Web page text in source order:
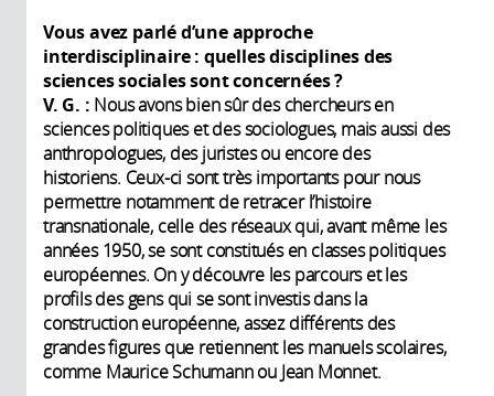
Vous avez parlé d’une approche
interdisciplinaire : quelles disciplines des
sciences sociales sont concernées ?
V. G. : Nous avons bien sûr des chercheurs en
sciences politiques et des sociologues, mais aussi des
anthropologues, des juristes ou encore des
historiens. Ceux-ci sont très importants pour nous
permettre notamment de retracer l’histoire
transnationale, celle des réseaux qui, avant même les
années 1950, se sont constitués en classes politiques
européennes. On y découvre les parcours et les
profils des gens qui se sont investis dans la
construction européenne, assez différents des
grandes figures que retiennent les manuels scolaires,
comme Maurice Schumann ou Jean Monnet.